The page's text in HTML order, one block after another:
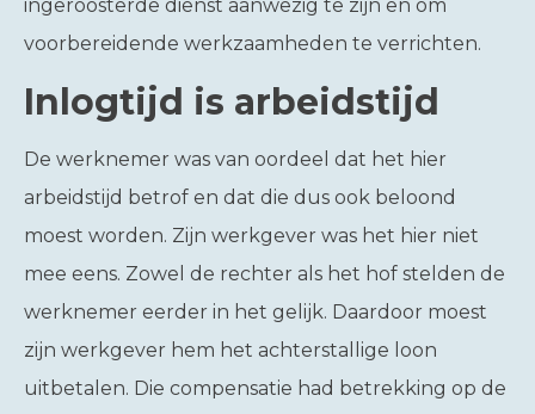
ingeroosterde dienst aanwezig te zijn en om
voorbereidende werkzaamheden te verrichten.
Inlogtijd is arbeidstijd
De werknemer was van oordeel dat het hier
arbeidstijd betrof en dat die dus ook beloond
moest worden. Zijn werkgever was het hier niet
mee eens. Zowel de rechter als het hof stelden de
werknemer eerder in het gelijk. Daardoor moest
zijn werkgever hem het achterstallige loon
uitbetalen. Die compensatie had betrekking op de